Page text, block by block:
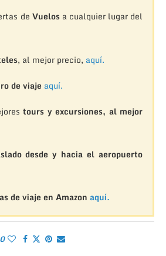
de Vuelosa cualquier lugar del
, al mejor precio, aquí.
de viaje aquí.
tours y excursiones, al mejor
desde y hacia el aeropuerto
de viaje en Amazon aquí.
0